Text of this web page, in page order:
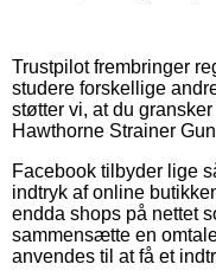
Trustpilot frembringer
studere forskellige
støtter vi, at du
Hawthorne Strainer
Facebook tilbyder lige
indtryk af online
endda shops på nettet
sammensætte en
anvendes til at få et